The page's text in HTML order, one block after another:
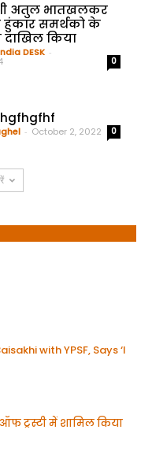
अतुल भातखलकर
हुंकार समर्थको के
किया
DESK -
0
- October 2, 2022 0